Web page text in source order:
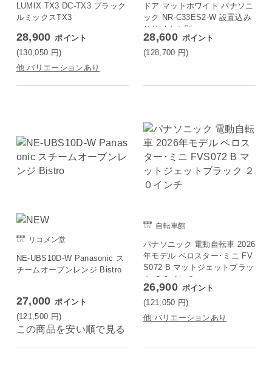
LUMIX TX3 DC-TX3 ブラック
ルミックスTX3
28,900 ポイント
(130,050 円)
他 バリエーションあり
ドア マットホワイト パナソニ
ック NR-C33ES2-W 設置込み
リサイクル別
28,600 ポイント
(128,700 円)
リコメン堂
NE-UBS10D-W Panasonic ス
チームオーブンレンジ Bistro
27,000 ポイント
(121,500 円)
この商品を安い順で見る
自転車館
パナソニック 電動自転車 2026
年モデル ベロスター･ミニ FV
S072 B マットジェットブラッ
ク ２０インチ
26,900 ポイント
(121,050 円)
他 バリエーションあり